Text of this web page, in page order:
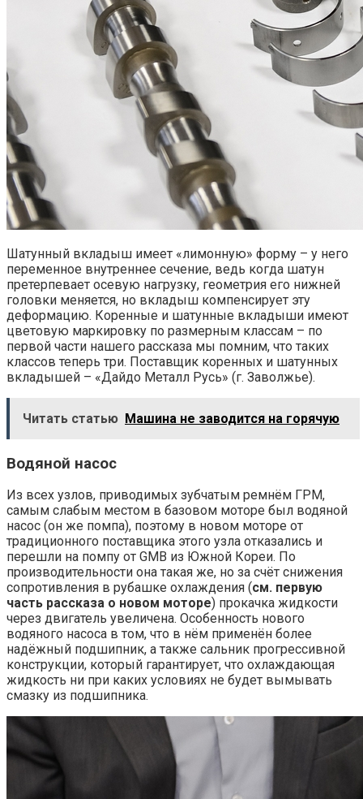
Шатунный вкладыш имеет «лимонную» форму – у него
переменное внутреннее сечение, ведь когда шатун
претерпевает осевую нагрузку, геометрия его нижней
головки меняется, но вкладыш компенсирует эту
деформацию. Коренные и шатунные вкладыши имеют
цветовую маркировку по размерным классам – по
первой части нашего рассказа мы помним, что таких
классов теперь три. Поставщик коренных и шатунных
вкладышей – «Дайдо Металл Русь» (г. Заволжье).
Читать статью Машина не заводится на горячую
Водяной насос
Из всех узлов, приводимых зубчатым ремнём ГРМ,
самым слабым местом в базовом моторе был водяной
насос (он же помпа), поэтому в новом моторе от
традиционного поставщика этого узла отказались и
перешли на помпу от GMB из Южной Кореи. По
производительности она такая же, но за счёт снижения
сопротивления в рубашке охлаждения (см. первую
часть рассказа о новом моторе) прокачка жидкости
через двигатель увеличена. Особенность нового
водяного насоса в том, что в нём применён более
надёжный подшипник, а также сальник прогрессивной
конструкции, который гарантирует, что охлаждающая
жидкость ни при каких условиях не будет вымывать
смазку из подшипника.